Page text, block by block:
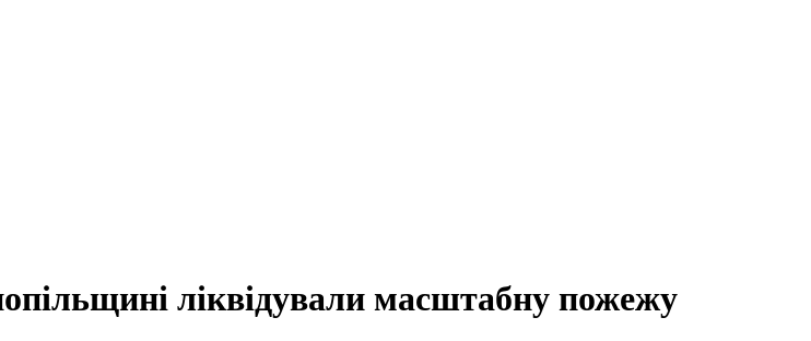
ліквідували масштабну пожежу